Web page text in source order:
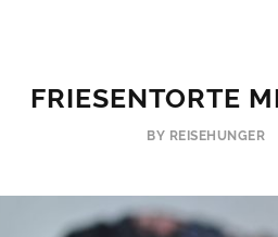
FRIESENTORTE
BY REISEHUNGER